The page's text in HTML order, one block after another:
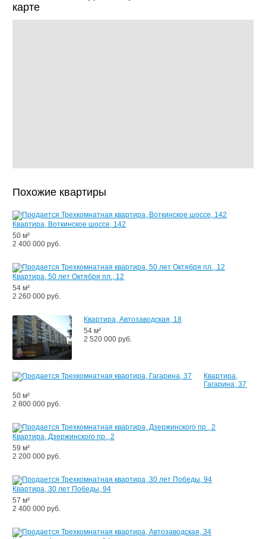
карте
Похожие квартиры
Квартира, Воткинское шоссе, 142
50 м²
2 400 000 руб.
Квартира, 50 лет Октября пл., 12
54 м²
2 260 000 руб.
Квартира, Автозаводская, 18
54 м²
2 520 000 руб.
Квартира,
Гагарина, 37
50 м²
2 800 000 руб.
Квартира, Дзержинского пр., 2
59 м²
2 200 000 руб.
Квартира, 30 лет Победы, 94
57 м²
2 400 000 руб.